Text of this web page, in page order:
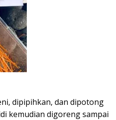
dipipihkan, dan dipotong
kemudian digoreng sampai